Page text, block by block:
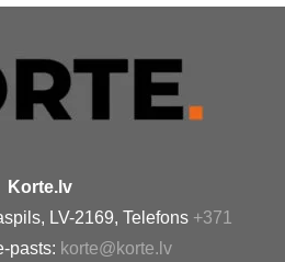
Korte.lv
LV-2169, Telefons +371
pasts: korte@korte.lv